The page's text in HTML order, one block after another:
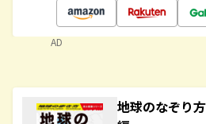
AD
地球のなぞり